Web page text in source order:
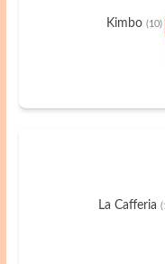
Kimbo (10)
La Cafferia